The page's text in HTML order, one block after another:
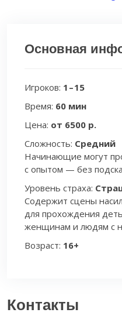
Основная
Игроков: 1 – 15
Время: 60 мин
Цена: от 6500 р.
Сложность: Средний
Начинающие могут
с опытом — без
Уровень страха:
Содержит сцены
для прохождения
женщинам и людям с
Возраст: 16+
Контакты